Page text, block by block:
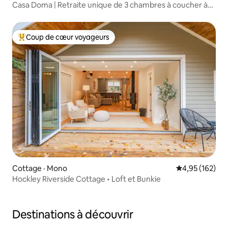
Casa Doma | Retraite unique de 3 chambres à coucher à
Coup de cœur voyageurs parmi les plus aimés
Coup de cœur voyageurs
Cottage · Mono Note
4,95 (162)
Hockley Riverside Cottage • Loft et Bunkie
Destinations à découvrir